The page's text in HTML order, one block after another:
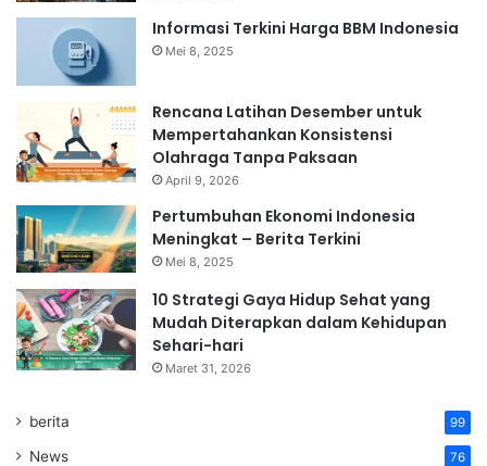
Informasi Terkini Harga BBM Indonesia
Mei 8, 2025
Rencana Latihan Desember untuk
Mempertahankan Konsistensi
Olahraga Tanpa Paksaan
April 9, 2026
Pertumbuhan Ekonomi Indonesia
Meningkat – Berita Terkini
Mei 8, 2025
10 Strategi Gaya Hidup Sehat yang
Mudah Diterapkan dalam Kehidupan
Sehari-hari
Maret 31, 2026
berita 99
News 76